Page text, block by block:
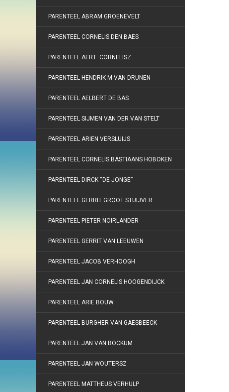
PARENTEEL ABRAM GROENEVELT
PARENTEEL CORNELIS DEN BAES
PARENTEEL AERT CORNELISZ
PARENTEEL HENDRIK M VAN DRUNEN
PARENTEEL AELBERT DE BAS
PARENTEEL SIJMEN VAN DER VAN STELT
PARENTEEL ARIEN VERSLUIJS
PARENTEEL CORNELIS BASTIAANS HOBOKEN
PARENTEEL DIRCK “DE JONGE”
PARENTEEL GERRIT GROOT STUIJVER
PARENTEEL PIETER NOIRLANDER
PARENTEEL GERRIT VAN LEEUWEN
PARENTEEL JACOB VERHOOGH
PARENTEEL JAN CORNELIS HOOGENDIJCK
PARENTEEL ARIE BOUW
PARENTEEL BURGHER VAN GAESBEECK
PARENTEEL JAN VAN BOCKUM
PARENTEEL JAN WOUTERSZ
PARENTEEL MATTHEUS VERHULP